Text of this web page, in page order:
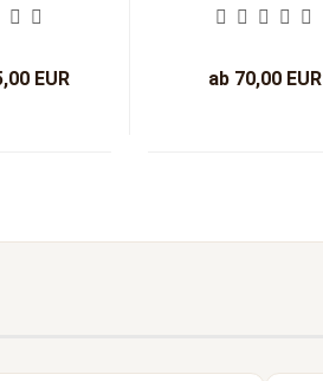
EUR ab 70,00 EUR